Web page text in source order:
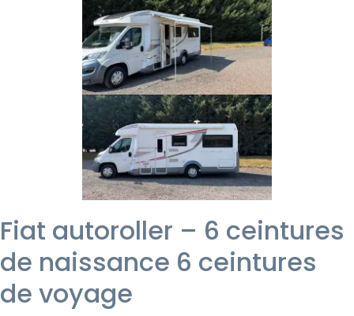
Fiat autoroller – 6 ceintures
de naissance 6 ceintures
de voyage